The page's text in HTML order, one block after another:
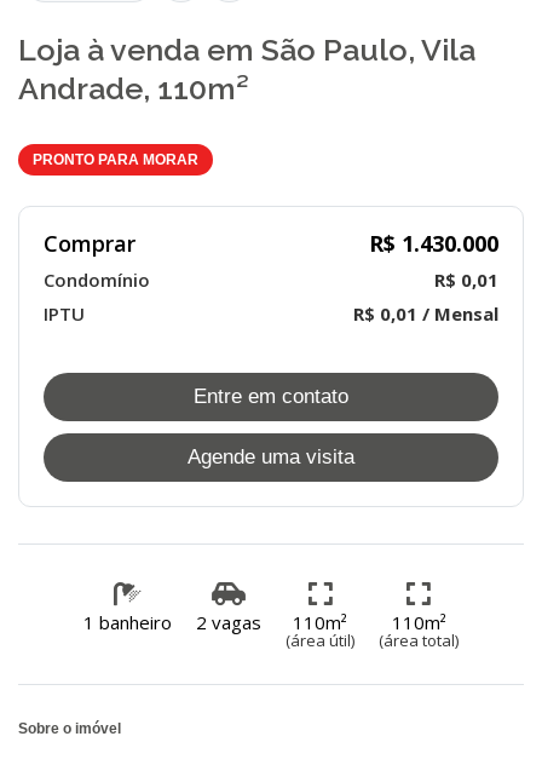
Loja à venda em São Paulo, Vila
Andrade, 110m²
PRONTO PARA MORAR
Comprar R$ 1.430.000
Condomínio
R$ 0,01
IPTU
R$ 0,01 / Mensal
Entre em contato
Agende uma visita
1 banheiro 2 vagas 110m²
(área útil)
110m²
(área total)
Sobre o imóvel